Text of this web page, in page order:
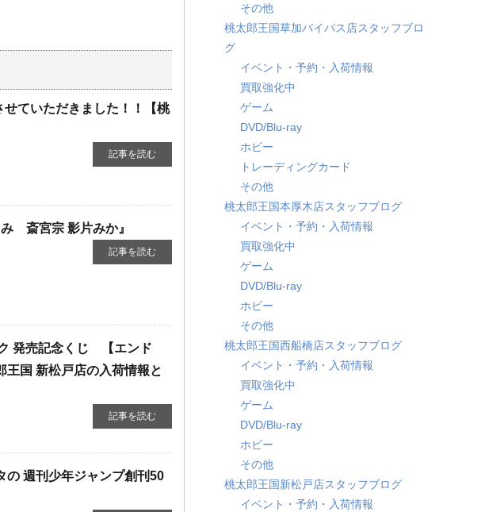
ていただきました！！【桃
記事を読む
斎宮宗 ​影片みか』
記事を読む
発売記念くじ 【エンド
王国 新松戸店の入荷情報と
記事を読む
の ​週刊少年ジャンプ創刊50
その他
桃太郎王国草加バイパス店スタッフブロ
グ
イベント・予約・入荷情報
買取強化中
ゲーム
DVD/Blu-ray
ホビー
トレーディングカード
その他
桃太郎王国本厚木店スタッフブログ
イベント・予約・入荷情報
買取強化中
ゲーム
DVD/Blu-ray
ホビー
その他
桃太郎王国西船橋店スタッフブログ
イベント・予約・入荷情報
買取強化中
ゲーム
DVD/Blu-ray
ホビー
その他
桃太郎王国新松戸店スタッフブログ
イベント・予約・入荷情報